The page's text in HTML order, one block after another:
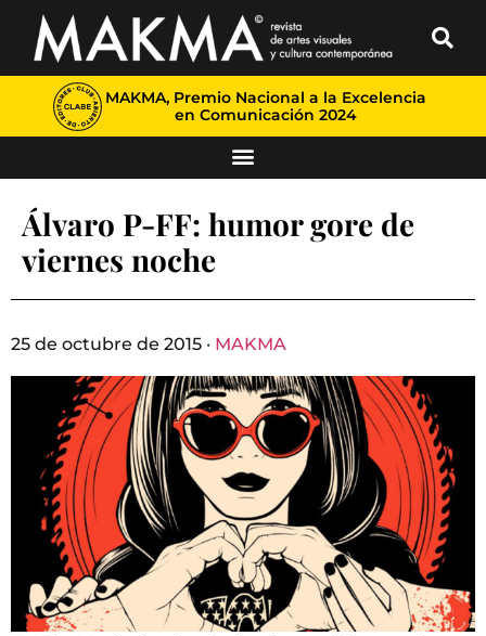
MAKMA, Premio Nacional a la Excelencia
en Comunicación 2024
Álvaro P-FF: humor gore de
viernes noche
25 de octubre de 2015 · MAKMA